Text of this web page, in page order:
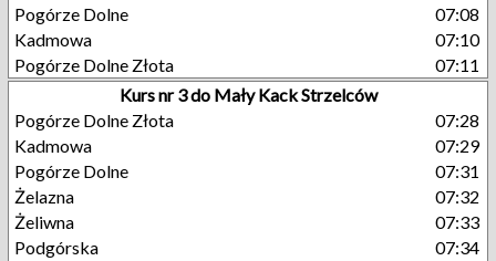
Pogórze Dolne
07:08
Kadmowa
07:10
Pogórze Dolne Złota
07:11
Kurs nr 3 do Mały Kack Strzelców
Pogórze Dolne Złota
07:28
Kadmowa
07:29
Pogórze Dolne
07:31
Żelazna
07:32
Żeliwna
07:33
Podgórska
07:34